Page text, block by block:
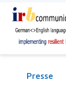
Presse